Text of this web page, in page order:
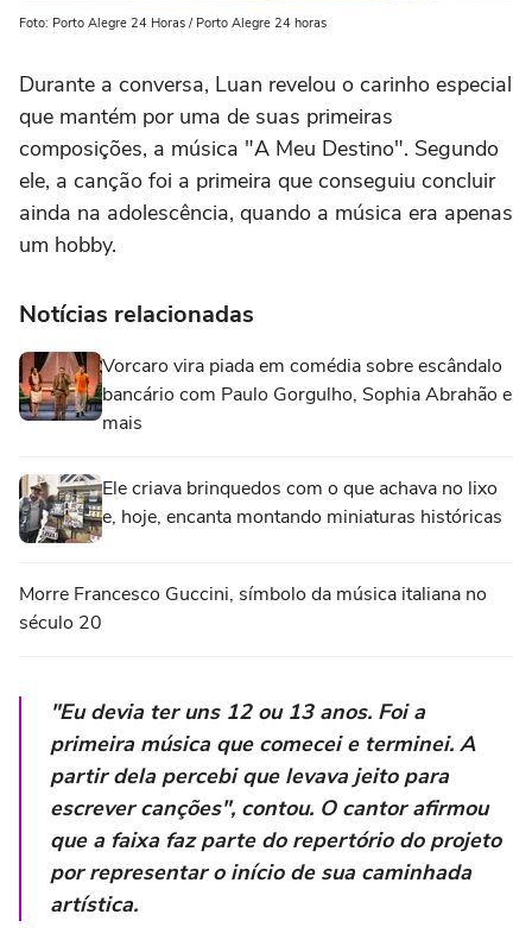
Foto: Porto Alegre 24 Horas / Porto Alegre 24 horas
Durante a conversa, Luan revelou o carinho especial
que mantém por uma de suas primeiras
composições, a música "A Meu Destino". Segundo
ele, a canção foi a primeira que conseguiu concluir
ainda na adolescência, quando a música era apenas
um hobby.
Notícias relacionadas
Vorcaro vira piada em comédia sobre escândalo
bancário com Paulo Gorgulho, Sophia Abrahão e
mais
Ele criava brinquedos com o que achava no lixo
e, hoje, encanta montando miniaturas históricas
Morre Francesco Guccini, símbolo da música italiana no
século 20
"Eu devia ter uns 12 ou 13 anos. Foi a
primeira música que comecei e terminei. A
partir dela percebi que levava jeito para
escrever canções", contou. O cantor afirmou
que a faixa faz parte do repertório do projeto
por representar o início de sua caminhada
artística.